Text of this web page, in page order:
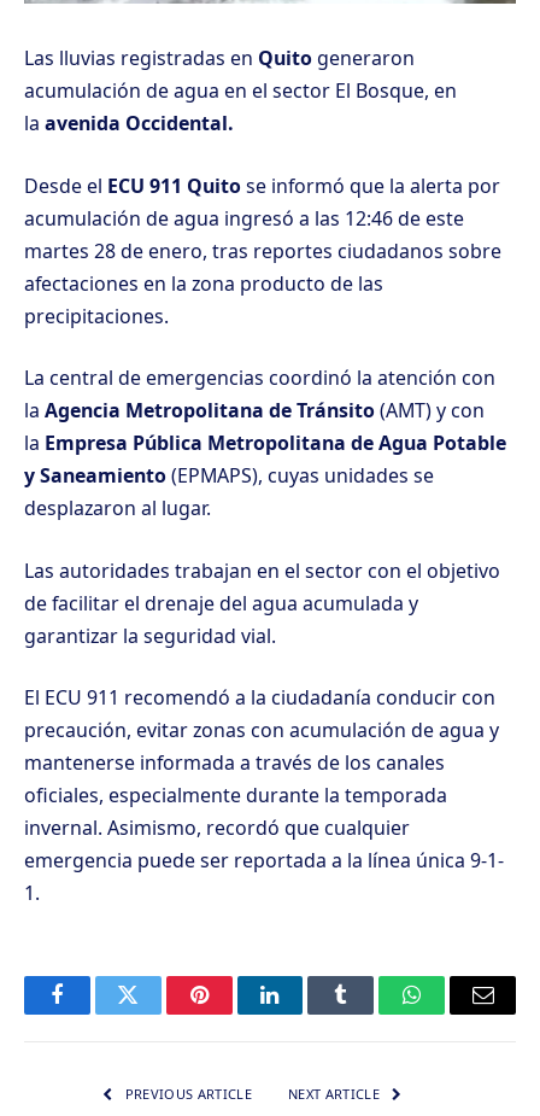
Las lluvias registradas en Quitogeneraron
acumulación de agua en el sector El Bosque, en
la avenida Occidental.
Desde el ECU 911 Quitose informó que la alerta por
acumulación de agua ingresó a las 12:46 de este
martes 28 de enero, tras reportes ciudadanos sobre
afectaciones en la zona producto de las
precipitaciones.
La central de emergencias coordinó la atención con
la Agencia Metropolitana de Tránsito(AMT) y con
la Empresa Pública Metropolitana de Agua Potable
y Saneamiento(EPMAPS), cuyas unidades se
desplazaron al lugar.
Las autoridades trabajan en el sector con el objetivo
de facilitar el drenaje del agua acumulada y
garantizar la seguridad vial.
El ECU 911 recomendó a la ciudadanía conducir con
precaución, evitar zonas con acumulación de agua y
mantenerse informada a través de los canales
oficiales, especialmente durante la temporada
invernal. Asimismo, recordó que cualquier
emergencia puede ser reportada a la línea única 9-1-
1.
FacebookTwitter PinterestLinkedInTumblr WhatsAppEmail
PREVIOUS ARTICLE NEXT ARTICLE